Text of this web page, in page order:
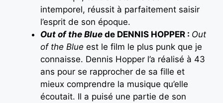
intemporel, réussit à parfaitement saisir
l’esprit de son époque.
Out of the Blue de DENNIS HOPPER : Out
of the Blue est le film le plus punk que je
connaisse. Dennis Hopper l’a réalisé à 43
ans pour se rapprocher de sa fille et
mieux comprendre la musique qu’elle
écoutait. Il a puisé une partie de son